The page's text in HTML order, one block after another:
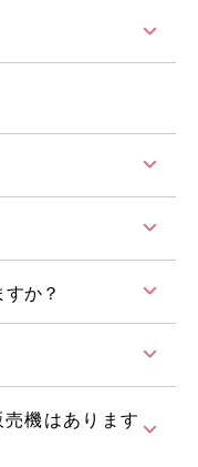
ります。
用意はございませ
ります。(有料)
か？
機2台)
機はあります